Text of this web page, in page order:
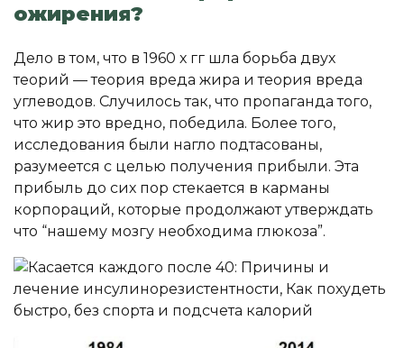
ожирения?
Дело в том, что в 1960 х гг шла борьба двух
теорий — теория вреда жира и теория вреда
углеводов. Случилось так, что пропаганда того,
что жир это вредно, победила. Более того,
исследования были нагло подтасованы,
разумеется с целью получения прибыли. Эта
прибыль до сих пор стекается в карманы
корпораций, которые продолжают утверждать
что “нашему мозгу необходима глюкоза”.